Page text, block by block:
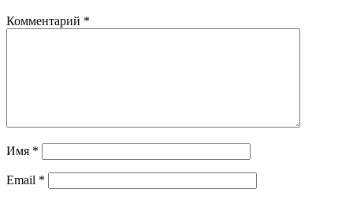
Комментарий *
Имя *
Email *